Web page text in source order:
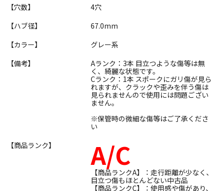
【穴数】
4穴
【ハブ径】
67.0mm
【カラー】
グレー系
【備考】
Aランク：3本 目立つような傷等は無
く、綺麗な状態です。
Cランク：1本 スポークにガリ傷が見ら
れますが、クラックや歪みを伴う傷は
見られませんので使用には問題ござい
ません。
※保管時の微細な傷等はご了承くださ
い
【商品ランク】
A/C
【商品ランクA】：走行距離が少なく、
目立つ傷もほとんどない中古品
【商品ランクC】：使用感や傷があり、